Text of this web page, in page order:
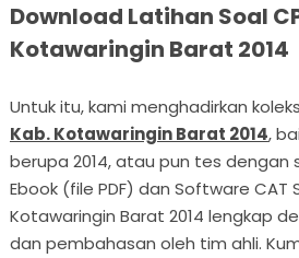
Download Latihan Soal
Kotawaringin Barat 2014
Untuk itu, kami menghadirkan
Kab. Kotawaringin Barat 2014,
berupa 2014, atau pun tes dengan
Ebook (file PDF) dan Software CAT
Kotawaringin Barat 2014 lengkap
dan pembahasan oleh tim ahli.